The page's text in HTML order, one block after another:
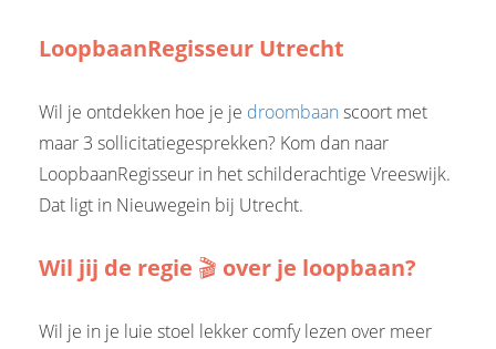
LoopbaanRegisseur Utrecht
Wil je ontdekken hoe je je droombaan scoort met
maar 3 sollicitatiegesprekken? Kom dan naar
LoopbaanRegisseur in het schilderachtige Vreeswijk.
Dat ligt in Nieuwegein bij Utrecht.
Wil jij de regie 🎬 over je loopbaan?
Wil je in je luie stoel lekker comfy lezen over meer